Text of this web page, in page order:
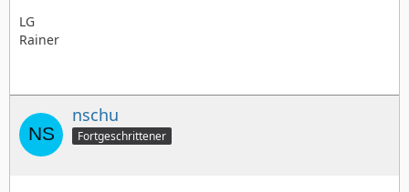
LG
Rainer
nschu
Fortgeschrittener